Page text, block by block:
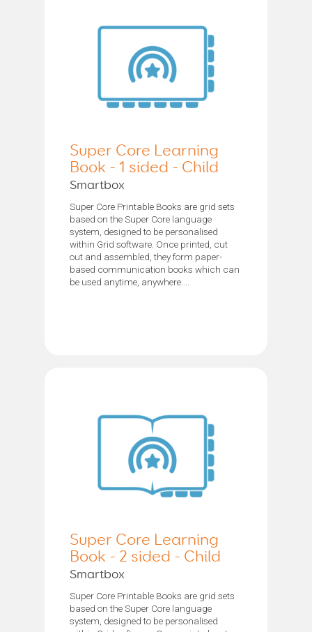
Super Core Learning
Book - 1 sided - Child
Smartbox
Super Core Printable Books are grid sets
based on the Super Core language
system, designed to be personalised
within Grid software. Once printed, cut
out and assembled, they form paper-
based communication books which can
be used anytime, anywhere....
Super Core Learning
Book - 2 sided - Child
Smartbox
Super Core Printable Books are grid sets
based on the Super Core language
system, designed to be personalised